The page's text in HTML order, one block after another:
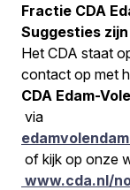
Fractie CDA
Suggesties
Het CDA staat
contact op met
CDA Edam-
via
of kijk op onze
www.cda.nl/